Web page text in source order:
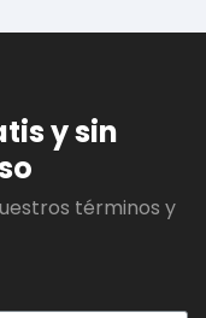
y sin
términos y